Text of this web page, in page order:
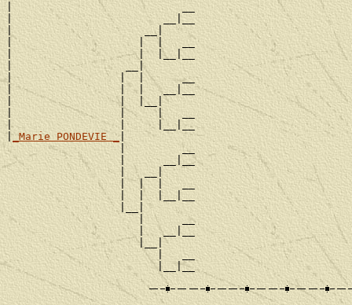
|                           __
|                        __|__
|                     __|
|                    |  |   __
|                    |  |__|__
|                  __|
|                 |  |      __
|                 |  |   __|__
|                 |  |__|
|                 |     |   __
|                 |     |__|__
|_Marie PONDEVIE _
                  |         __
                  |      __|__
                  |   __|
                  |  |  |   __
                  |  |  |__|__
                  |__|
                     |      __
                     |   __|__
                     |__|
                        |   __